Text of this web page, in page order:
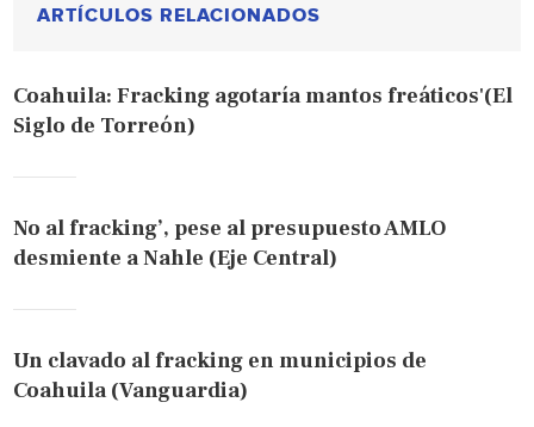
ARTÍCULOS RELACIONADOS
Coahuila: Fracking agotaría mantos freáticos'(El
Siglo de Torreón)
No al fracking’, pese al presupuesto AMLO
desmiente a Nahle (Eje Central)
Un clavado al fracking en municipios de
Coahuila (Vanguardia)